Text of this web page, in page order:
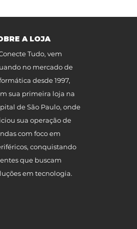
A LOJA
Tudo, vem
no mercado de
desde 1997,
sua primeira loja na
de São Paulo, onde
sua operação de
com foco em
conquistando
que buscam
em tecnologia.